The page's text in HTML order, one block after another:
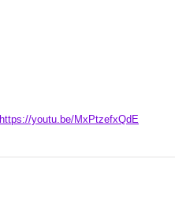
https://youtu.be/MxPtzefxQdE